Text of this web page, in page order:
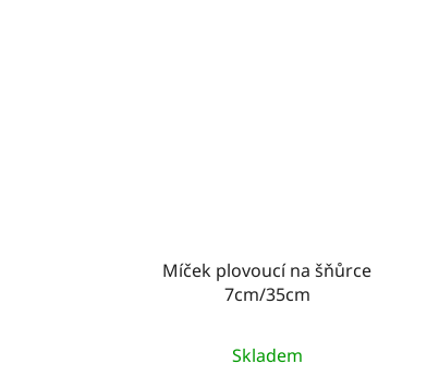
Míček plovoucí na šňůrce
7cm/35cm
Skladem